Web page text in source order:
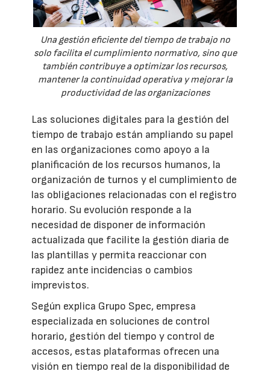
Una gestión eficiente del tiempo de trabajo no
solo facilita el cumplimiento normativo, sino que
también contribuye a optimizar los recursos,
mantener la continuidad operativa y mejorar la
productividad de las organizaciones
Las soluciones digitales para la gestión del
tiempo de trabajo están ampliando su papel
en las organizaciones como apoyo a la
planificación de los recursos humanos, la
organización de turnos y el cumplimiento de
las obligaciones relacionadas con el registro
horario. Su evolución responde a la
necesidad de disponer de información
actualizada que facilite la gestión diaria de
las plantillas y permita reaccionar con
rapidez ante incidencias o cambios
imprevistos.
Según explica Grupo Spec, empresa
especializada en soluciones de control
horario, gestión del tiempo y control de
accesos, estas plataformas ofrecen una
visión en tiempo real de la disponibilidad de